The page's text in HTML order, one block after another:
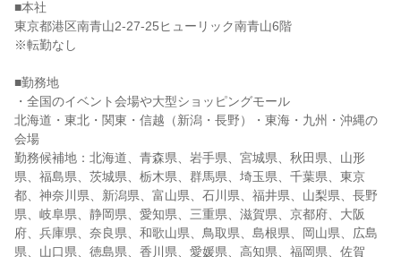
■本社
東京都港区南青山2-27-25ヒューリック南青山6階
※転勤なし
■勤務地
・全国のイベント会場や大型ショッピングモール
北海道・東北・関東・信越（新潟・長野）・東海・九州・沖縄の
会場
勤務候補地：北海道、青森県、岩手県、宮城県、秋田県、山形
県、福島県、茨城県、栃木県、群馬県、埼玉県、千葉県、東京
都、神奈川県、新潟県、富山県、石川県、福井県、山梨県、長野
県、岐阜県、静岡県、愛知県、三重県、滋賀県、京都府、大阪
府、兵庫県、奈良県、和歌山県、鳥取県、島根県、岡山県、広島
県、山口県、徳島県、香川県、愛媛県、高知県、福岡県、佐賀